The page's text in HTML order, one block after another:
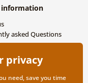
information
asked Questions
privacy
need, save you time